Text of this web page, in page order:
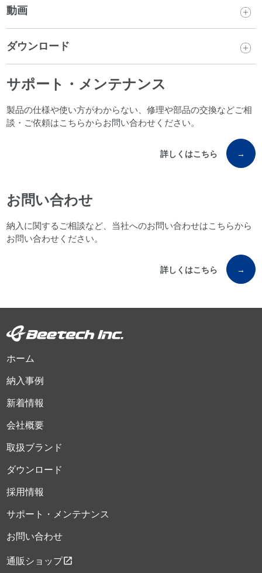
動画
ダウンロード
サポート・メンテナンス
製品の仕様や使い方がわからない、修理や部品の交換などご相
談・ご依頼はこちらからお問い合わせください。
詳しくはこちら →
お問い合わせ
納入に関するご相談など、当社へのお問い合わせはこちらから
お問い合わせください。
詳しくはこちら →
ホーム
納入事例
新着情報
会社概要
取扱ブランド
ダウンロード
採用情報
サポート・メンテナンス
お問い合わせ
通販ショップopen_in_new